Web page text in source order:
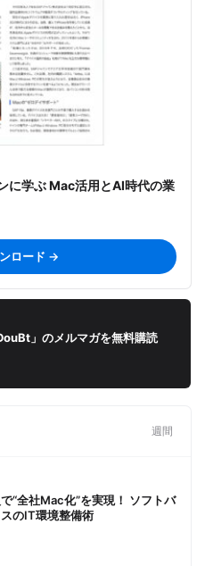
に学ぶ Mac活用とAI時代の業
ロード →
」のメルマガを無料購読
週間
“全社Mac化”を実現！ ソフトバ
のIT環境整備術